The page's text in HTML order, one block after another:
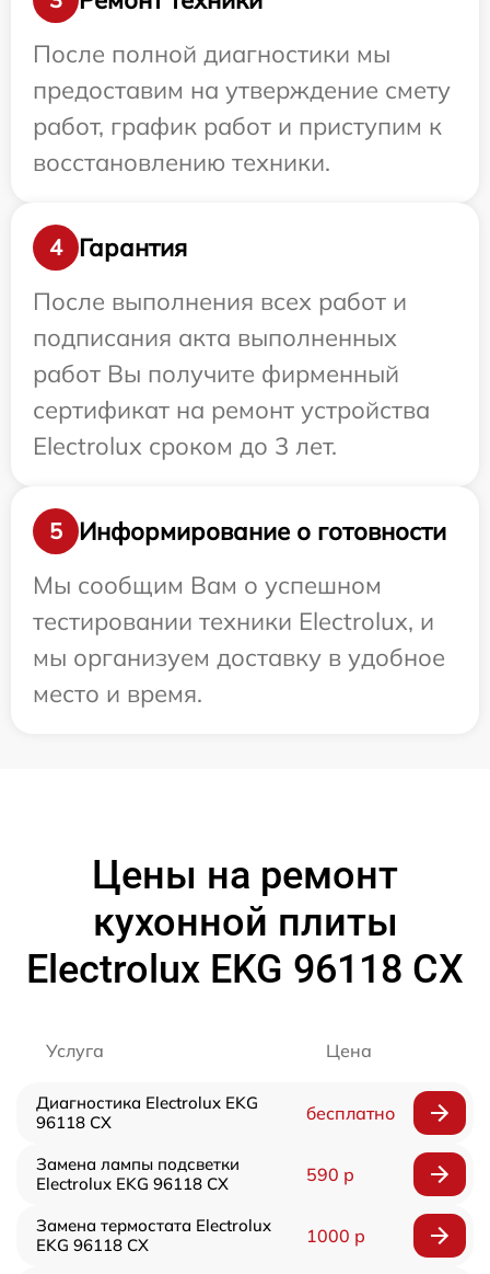
После полной диагностики мы
предоставим на утверждение смету
работ, график работ и приступим к
восстановлению техники.
4
Гарантия
После выполнения всех работ и
подписания акта выполненных
работ Вы получите фирменный
сертификат на ремонт устройства
Electrolux сроком до 3 лет.
5
Информирование о готовности
Мы сообщим Вам о успешном
тестировании техники Electrolux, и
мы организуем доставку в удобное
место и время.
Цены на ремонт
кухонной плиты
Electrolux EKG 96118 CX
Услуга Цена
Диагностика Electrolux EKG
96118 CX
бесплатно
Замена лампы подсветки
Electrolux EKG 96118 CX
590 р
Замена термостата Electrolux
EKG 96118 CX
1000 р